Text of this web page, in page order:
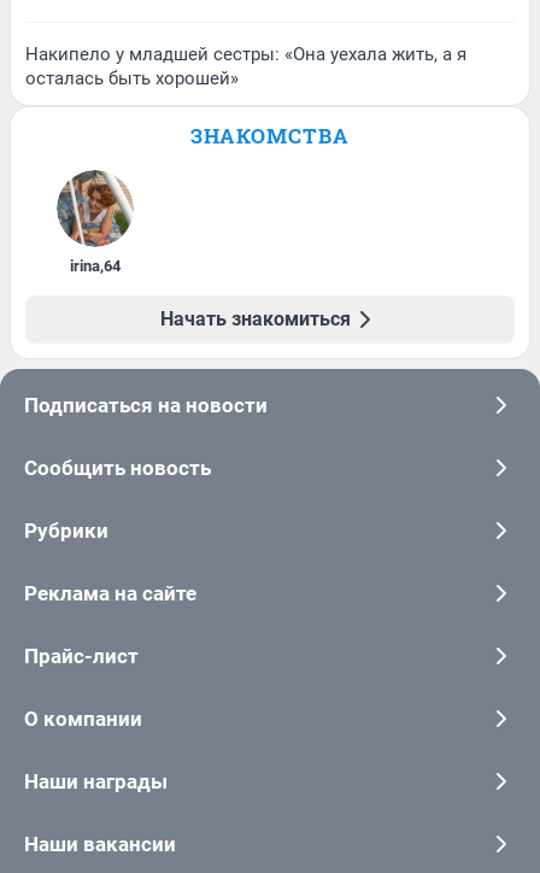
Накипело у младшей сестры: «Она уехала жить, а я
осталась быть хорошей»
ЗНАКОМСТВА
irina,64
Начать знакомиться
Подписаться на новости
Сообщить новость
Рубрики
Реклама на сайте
Прайс-лист
О компании
Наши награды
Наши вакансии